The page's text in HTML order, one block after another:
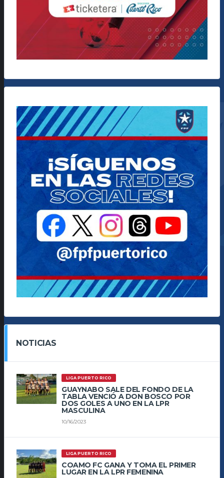
NOTICIAS
LIGA PUERTO RICO
GUAYNABO SALE DEL FONDO DE LA
TABLA VENCIÓ A DON BOSCO POR
DOS GOLES A UNO EN LA LPR
MASCULINA
10/16/2023
LIGA PUERTO RICO
COAMO FC GANA Y TOMA EL PRIMER
LUGAR EN LA LPR FEMENINA